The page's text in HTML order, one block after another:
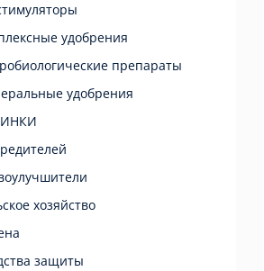
удобрения
препараты
удобрения
хозяйство
защиты